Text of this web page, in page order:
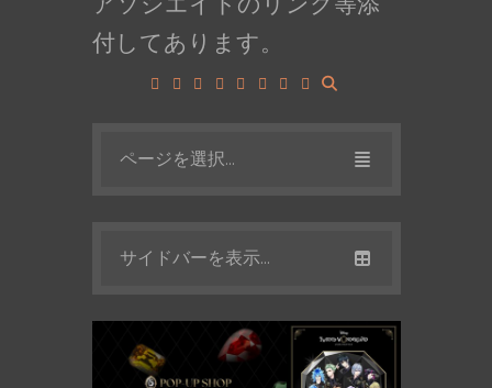
アソシエイトのリンク等添
付してあります。
ページを選択...
サイドバーを表示...